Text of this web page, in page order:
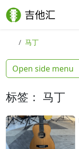
Skip to content
Skip to footer
马丁
标签： 马丁
Open side menu